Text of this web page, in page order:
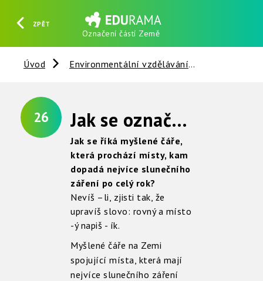
ZPĚT
Označení částí Země
HLEDAT REGISTROVAT PŘIHLÁSIT SE
Úvod Environmentální vzdělávání
26 Jak se označují části Země ?
Jak se říká myšlené čáře,
která prochází místy, kam
dopadá nejvíce slunečního
záření po celý rok?
Nevíš –li, zjisti tak, že
upravíš slovo: rovný a místo
-ý napiš - ík.
Myšlené čáře na Zemi
spojující místa, která mají
nejvíce slunečního záření